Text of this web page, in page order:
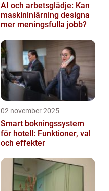
AI och arbetsglädje: Kan
maskininlärning designa
mer meningsfulla jobb?
02 november 2025
Smart bokningssystem
för hotell: Funktioner, val
och effekter